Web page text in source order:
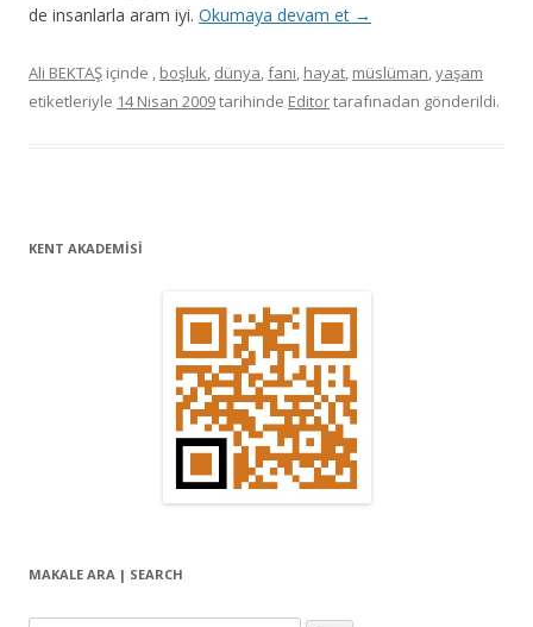
de insanlarla aram iyi. Okumaya devam et →
Ali BEKTAŞ içinde , boşluk, dünya,fani, hayat, müslüman,yaşam
etiketleriyle 14 Nisan 2009tarihinde Editortarafınadan gönderildi.
KENT AKADEMİSİ
MAKALE ARA | SEARCH